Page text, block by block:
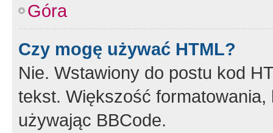
Góra
Czy mogę używać HTML?
Nie. Wstawiony do postu kod
tekst. Większość
używając BBCode.